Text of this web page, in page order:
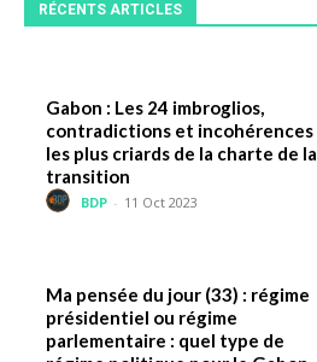
RÉCENTS ARTICLES
Gabon : Les 24 imbroglios,
contradictions et incohérences
les plus criards de la charte de la
transition
BDP - 11 Oct 2023
Ma pensée du jour (33) : régime
présidentiel ou régime
parlementaire : quel type de